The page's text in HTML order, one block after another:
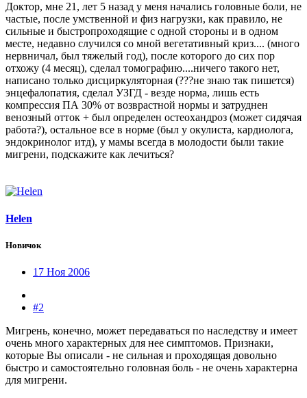
Доктор, мне 21, лет 5 назад у меня начались головные боли, не
частые, после умственной и физ нагрузки, как правило, не
сильные и быстропроходящие с одной стороны и в одном
месте, недавно случился со мной вегетативный криз.... (много
нервничал, был тяжелый год), после которого до сих пор
отхожу (4 месяц), сделал томографию....ничего такого нет,
написано только дисциркуляторная (???не знаю так пишется)
энцефалопатия, сделал УЗГД - везде норма, лишь есть
компрессия ПА 30% от возврастной нормы и затруднен
венозный отток + был определен остеохандроз (может сидячая
работа?), остальное все в норме (был у окулиста, кардиолога,
эндокринолог итд), у мамы всегда в молодости были такие
мигрени, подскажите как лечиться?
Helen
Новичок
17 Ноя 2006
#2
Мигрень, конечно, может передаваться по наследству и имеет
очень много характерных для нее симптомов. Признаки,
которые Вы описали - не сильная и проходящая довольно
быстро и самостоятельно головная боль - не очень характерна
для мигрени.